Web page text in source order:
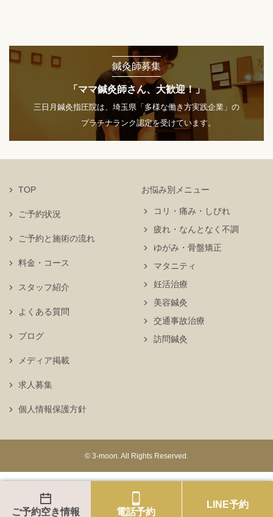
電話予約
ご予約空き情報
LINE予約
鍼灸師募集
「ママ鍼灸師さん、大歓迎！」
三日月鍼灸指圧院は、埼玉県「多様な働き方実践企業」の
プラチナランク認定を受けています。
TOP
ご予約状況
お悩み別メニュー
コリ・痛み・しびれ
疲れ・なんとなく不調
ゆがみ・骨盤矯正
マタニティ
妊活治療
美容鍼灸
交通事故治療
訪問鍼灸
ご予約と施術の流れ
料金・コース
スタッフ紹介
よくある質問
ブログ
メディア掲載
求人募集
個人情報保護方針
© 3-moon. All Rights Reserved.